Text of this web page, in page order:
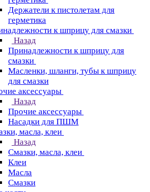
Держатели к пистолетам для
герметика
к шприцу для смазки
Назад
Принадлежности к шприцу для
смазки
Масленки, шланги, тубы к шприцу
для смазки
аксессуары
Назад
Прочие аксессуары
Насадки для ПШМ
масла, клеи
Назад
Смазки, масла, клеи
Клеи
Масла
Смазки